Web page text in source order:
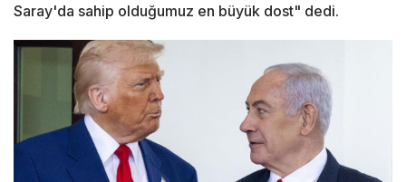
Saray'da sahip olduğumuz en büyük dost" dedi.